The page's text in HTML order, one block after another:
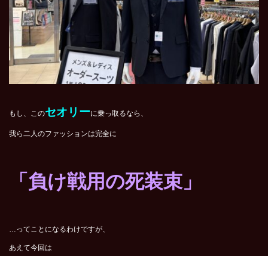
もし、このセオリーに乗っ取るなら、
我ら二人のファッションは完全に
「負け戦用の死装束」
…ってことになるわけですが、
あえて今回は